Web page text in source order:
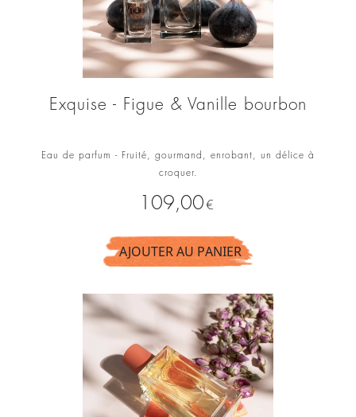
Exquise - Figue & Vanille bourbon
Eau de parfum - Fruité, gourmand, enrobant, un délice à
croquer.
Prix
109,00€
AJOUTER AU PANIER